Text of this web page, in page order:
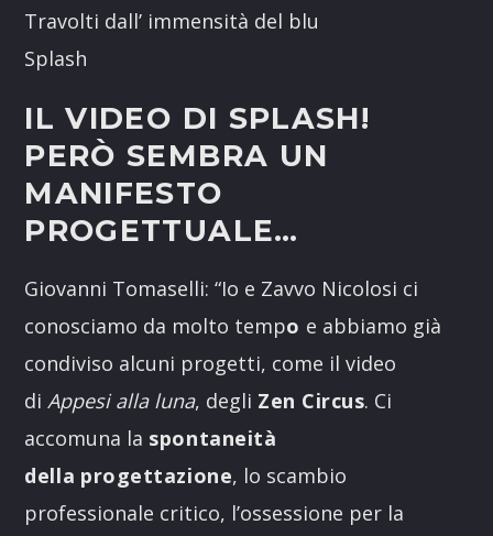
Travolti dall’ immensità del blu
Splash
IL VIDEO DI SPLASH!
PERÒ SEMBRA UN
MANIFESTO
PROGETTUALE…
Giovanni Tomaselli: “Io e Zavvo Nicolosi ci
conosciamo da molto tempo e abbiamo già
condiviso alcuni progetti, come il video
diAppesi alla luna, degli Zen Circus. Ci
accomuna la spontaneità
della progettazione, lo scambio
professionale critico, l’ossessione per la